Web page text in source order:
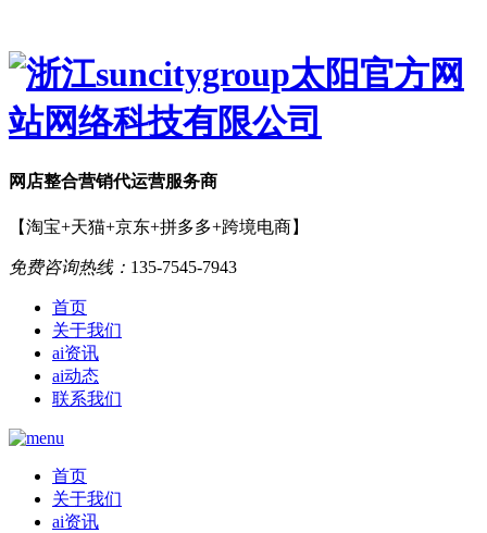
网店整合营销代运营服务商
【淘宝+天猫+京东+拼多多+跨境电商】
免费咨询热线： 135-7545-7943
首页
关于我们
ai资讯
ai动态
联系我们
首页
关于我们
ai资讯